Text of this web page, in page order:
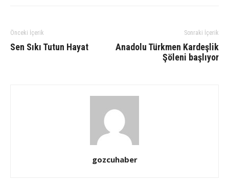
Önceki İçerik
Sen Sıkı Tutun Hayat
Sonraki İçerik
Anadolu Türkmen Kardeşlik
Şöleni başlıyor
gozcuhaber